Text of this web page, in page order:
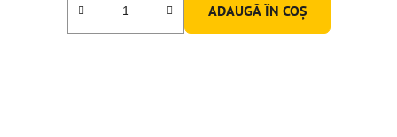
ADAUGĂ ÎN COŞ